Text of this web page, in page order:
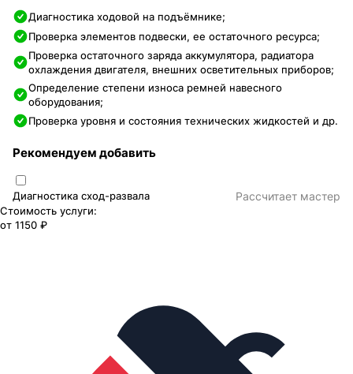
Диагностика ходовой на подъёмнике;
Проверка элементов подвески, ее остаточного ресурса;
Проверка остаточного заряда аккумулятора, радиатора
охлаждения двигателя, внешних осветительных приборов;
Определение степени износа ремней навесного
оборудования;
Проверка уровня и состояния технических жидкостей и др.
Рекомендуем добавить
Диагностика сход-развала Раcсчитает мастер
Стоимость услуги:
от 1150 ₽